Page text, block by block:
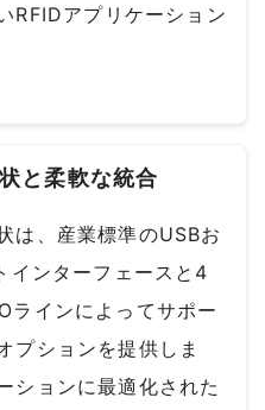
RFIDアプリケーション
と柔軟な統合
は、産業標準のUSBお
インターフェースと4
インによってサポー
プションを提供しま
ションに最適化された